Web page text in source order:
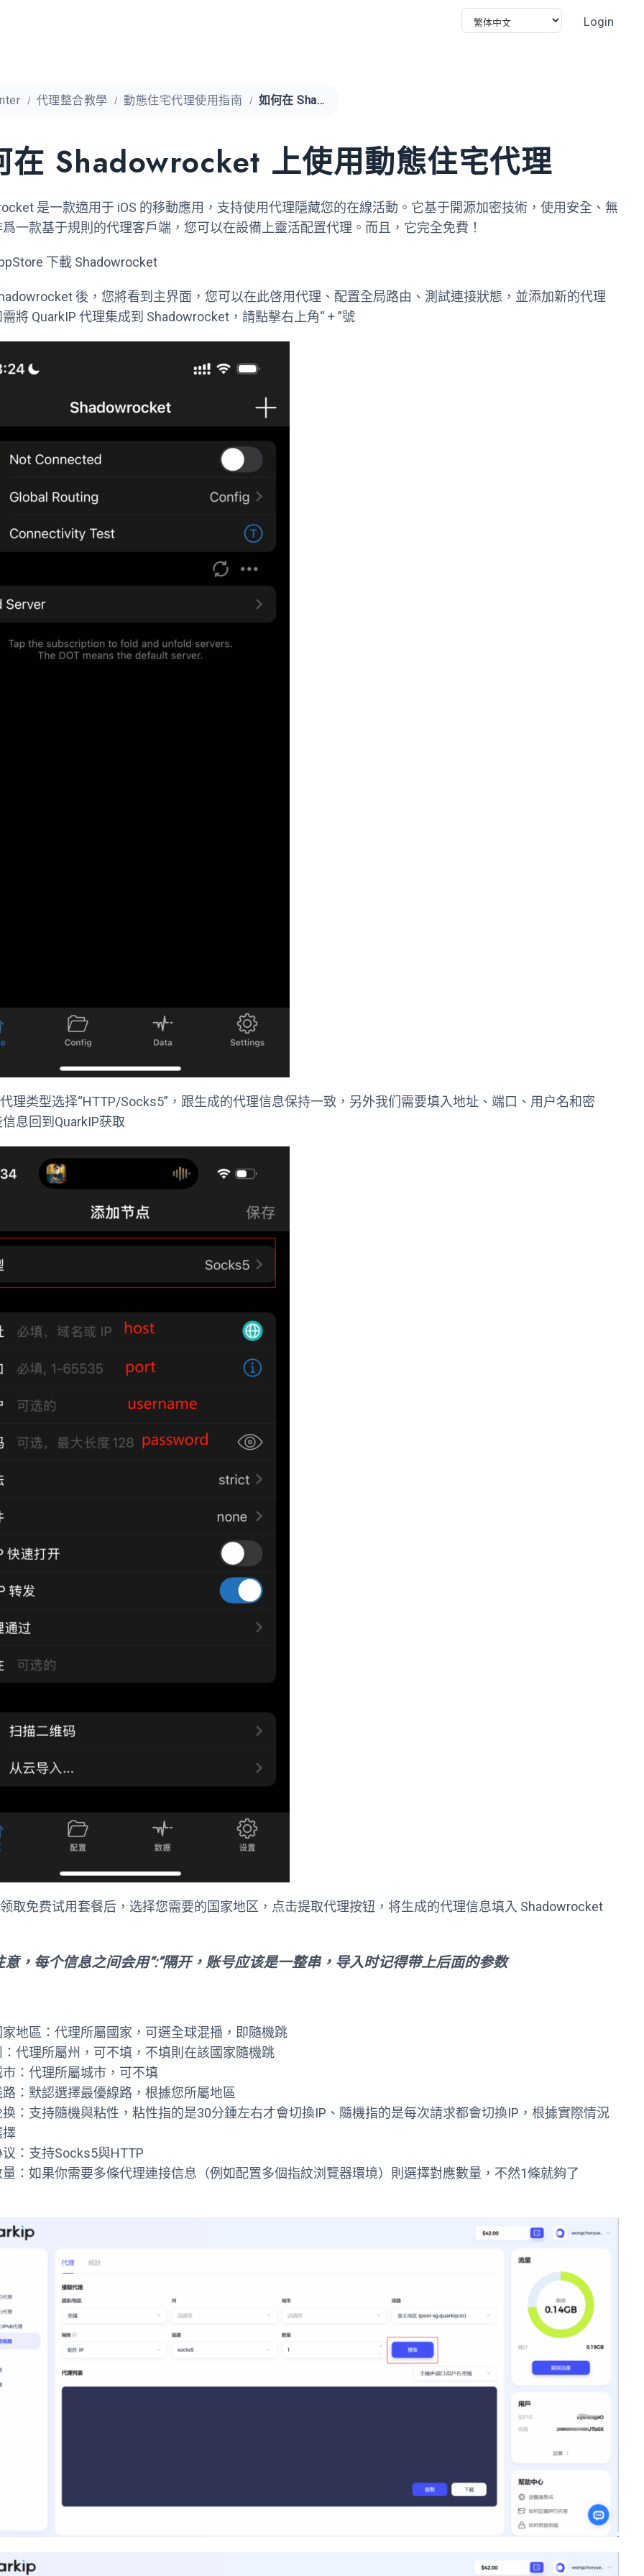
Login
代理整合教學 動態住宅代理使用指南 如何在 Shadowrocket 上使用動態住宅代理
在 Shadowrocket 上使用動態住宅代理
是一款適用于 iOS 的移動應用，支持使用代理隱藏您的在線活動。它基于開源加密技術，使用安全、無
一款基于規則的代理客戶端，您可以在設備上靈活配置代理。而且，它完全免費！
下載 Shadowrocket
後，您將看到主界面，您可以在此啓用代理、配置全局路由、測試連接狀態，並添加新的代理
將 QuarkIP 代理集成到 Shadowrocket，請點擊右上角“ + ”號
理类型选择“HTTP/Socks5”，跟生成的代理信息保持一致，另外我们需要填入地址、端口、用户名和密
息回到QuarkIP获取
取免费试用套餐后，选择您需要的国家地区，点击提取代理按钮，将生成的代理信息填入 Shadowrocket
意，每个信息之间会用“:”隔开，账号应该是一整串，导入时记得带上后面的参数
家地區：代理所屬國家，可選全球混播，即隨機跳
：代理所屬州，可不填，不填則在該國家隨機跳
市：代理所屬城市，可不填
路：默認選擇最優線路，根據您所屬地區
换：支持隨機與粘性，粘性指的是30分鍾左右才會切換IP、隨機指的是每次請求都會切換IP，根據實際情況
擇
议：支持Socks5與HTTP
量：如果你需要多條代理連接信息（例如配置多個指紋浏覽器環境）則選擇對應數量，不然1條就夠了